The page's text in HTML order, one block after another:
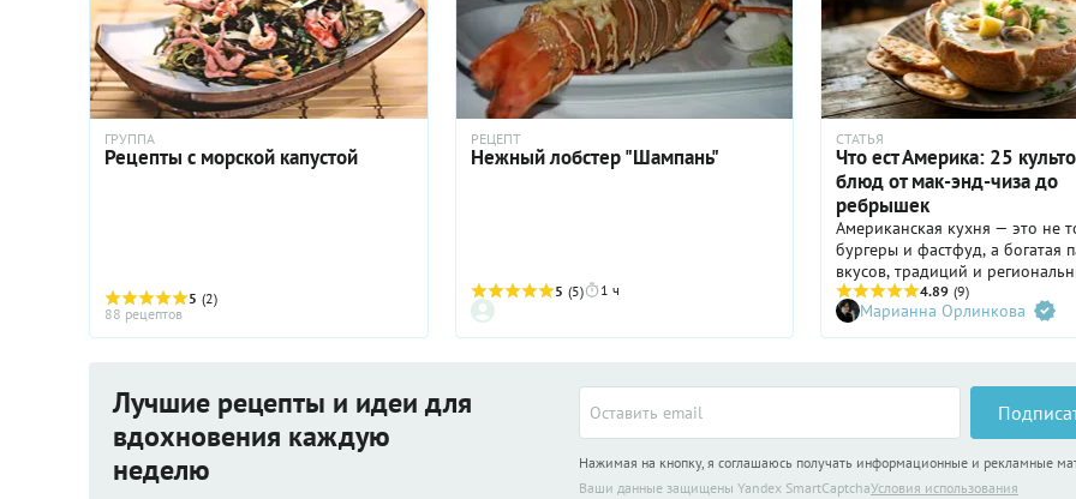
ГРУППА
Рецепты с морской капустой
5 (2)
88 рецептов
РЕЦЕПТ
Нежный лобстер "Шампань"
5 (5) 1 ч
СТАТЬЯ
Что ест Америка: 25
блюд от мак-энд-чиза до
ребрышек
Американская кухня — это не
бургеры и фастфуд, а богатая
вкусов, традиций и
особенностей. В этом обзоре 25
культовых блюд США, которые
стали символами домашнего
крылышек «Баффало» —
какими блюдами гордится
4.89 (9)
Марианна Орлинкова
Лучшие рецепты и идеи для
вдохновения каждую
неделю
Нажимая на кнопку, я соглашаюсь получать информационные и рекламные
Ваши данные защищены Yandex SmartCaptchaУсловия использования